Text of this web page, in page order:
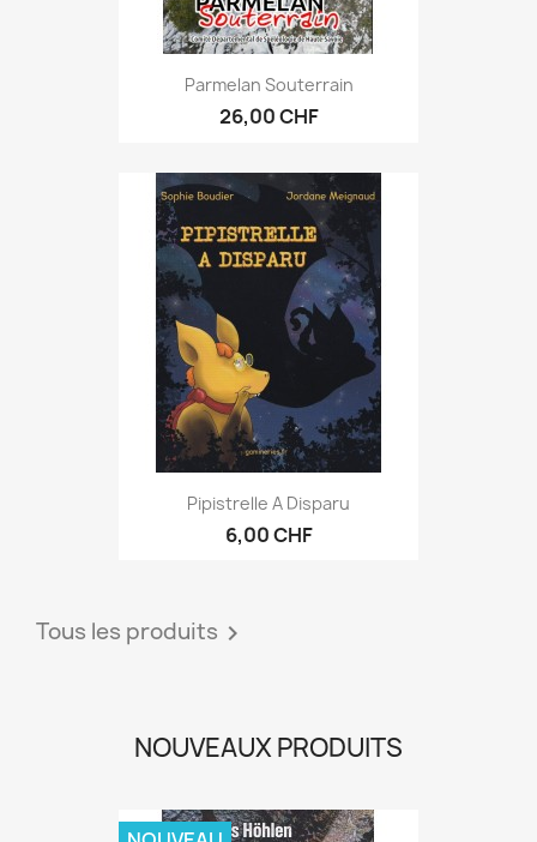
Parmelan Souterrain
26,00 CHF
Pipistrelle A Disparu
6,00 CHF
Tous les produits 
NOUVEAUX PRODUITS